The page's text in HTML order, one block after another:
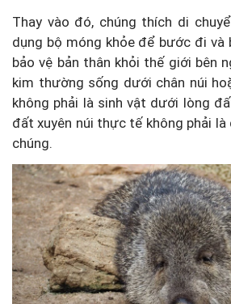
Thay vào đó, chúng thích di
dụng bộ móng khỏe để bước đi
bảo vệ bản thân khỏi thế giới bên
kim thường sống dưới chân núi
không phải là sinh vật dưới lòng
đất xuyên núi thực tế không phải
chúng.